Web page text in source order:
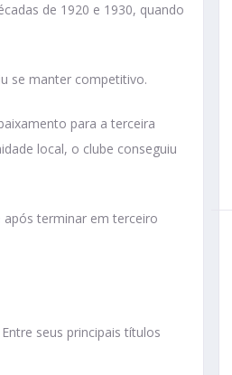
de 1920 e 1930, quando
se manter competitivo.
para a terceira
local, o clube conseguiu
após terminar em terceiro
seus principais títulos